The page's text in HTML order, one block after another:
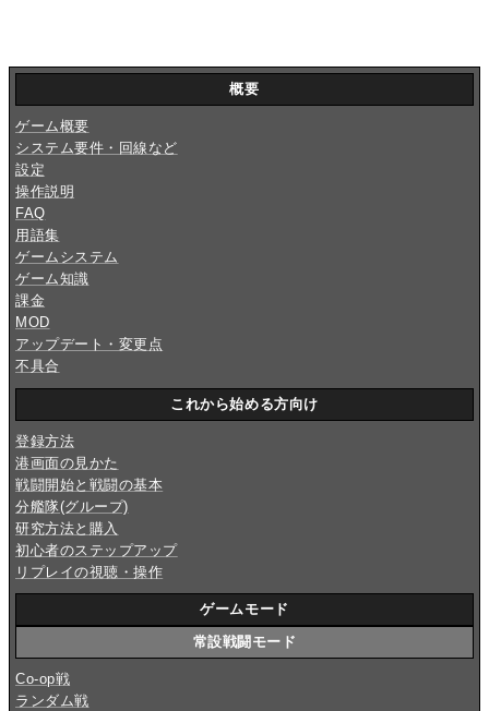
概要
ゲーム概要
システム要件・回線など
設定
操作説明
FAQ
用語集
ゲームシステム
ゲーム知識
課金
MOD
アップデート・変更点
不具合
これから始める方向け
登録方法
港画面の見かた
戦闘開始と戦闘の基本
分艦隊(グループ)
研究方法と購入
初心者のステップアップ
リプレイの視聴・操作
ゲームモード
常設戦闘モード
Co-op戦
ランダム戦